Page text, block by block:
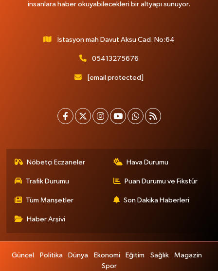
insanlara haber okuyabilecekleri bir altyapı sunuyor.
İstasyon mah Davut Aksu Cad. No:64
05413275676
[email protected]
Nöbetçi Eczaneler Hava Durumu
Trafik Durumu Puan Durumu ve Fikstür
Tüm Manşetler Son Dakika Haberleri
Haber Arşivi
Güncel Politika Dünya Ekonomi Eğitim Sağlık
Magazin
Spor